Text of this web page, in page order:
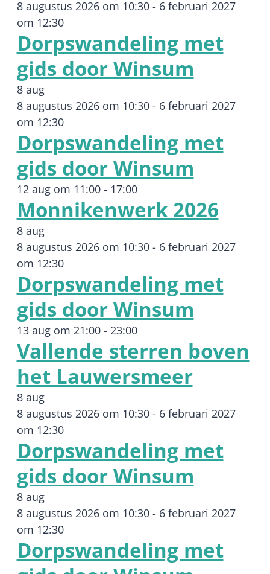
8 augustus 2026 om 10:30- 6 februari 2027
om 12:30
Dorpswandeling met
gids door Winsum
8 aug
8 augustus 2026 om 10:30- 6 februari 2027
om 12:30
Dorpswandeling met
gids door Winsum
12 aug om 11:00- 17:00
Monnikenwerk 2026
8 aug
8 augustus 2026 om 10:30- 6 februari 2027
om 12:30
Dorpswandeling met
gids door Winsum
13 aug om 21:00- 23:00
Vallende sterren boven
het Lauwersmeer
8 aug
8 augustus 2026 om 10:30- 6 februari 2027
om 12:30
Dorpswandeling met
gids door Winsum
8 aug
8 augustus 2026 om 10:30- 6 februari 2027
om 12:30
Dorpswandeling met